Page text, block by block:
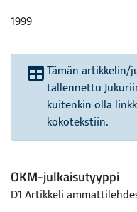
1999
Tämän artikkelin/
tallennettu
kuitenkin olla
kokotekstiin.
OKM-julkaisutyyppi
D1 Artikkeli